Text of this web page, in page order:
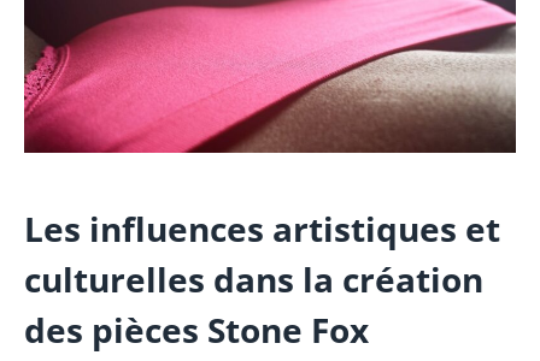
Les influences artistiques et
culturelles dans la création
des pièces Stone Fox